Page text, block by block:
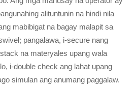
alituntunin na hindi nila
mabibigat na bagay malapit sa
pangalawa, i-secure nang
na materyales upang wala
i-double check ang lahat upang
simulan ang anumang paggalaw.